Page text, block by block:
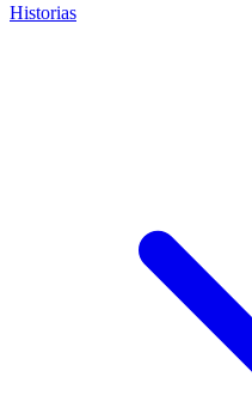
Historias